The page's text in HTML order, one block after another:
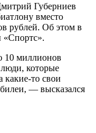
Губерниев
вместо
рублей. Об этом в
«Спортс».
10 миллионов
которые
какие-то свои
— высказался